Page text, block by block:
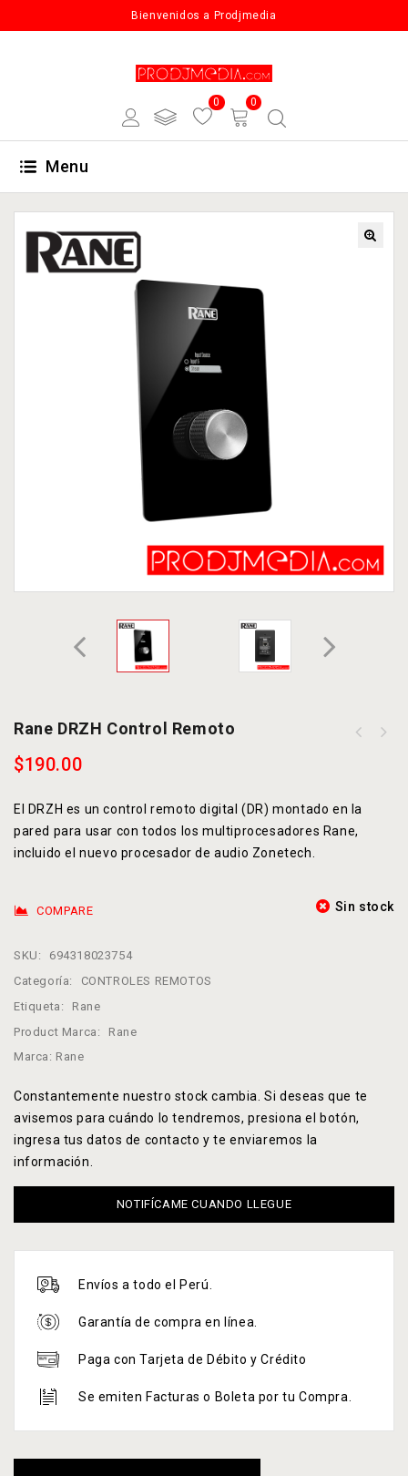
Bienvenidos a Prodjmedia
0 0
Menu
Rane DRZH Control Remoto
$190.00
El DRZH es un control remoto digital (DR) montado en la
pared para usar con todos los multiprocesadores Rane,
incluido el nuevo procesador de audio Zonetech.
Sin stock
COMPARE
SKU:
694318023754
Categoría:
CONTROLES REMOTOS
Etiqueta:
Rane
Product Marca:
Rane
Marca: Rane
Constantemente nuestro stock cambia. Si deseas que te
avisemos para cuándo lo tendremos, presiona el botón,
ingresa tus datos de contacto y te enviaremos la
información.
NOTIFÍCAME CUANDO LLEGUE
Envíos a todo el Perú.
Garantía de compra en línea.
Paga con Tarjeta de Débito y Crédito
Se emiten Facturas o Boleta por tu Compra.